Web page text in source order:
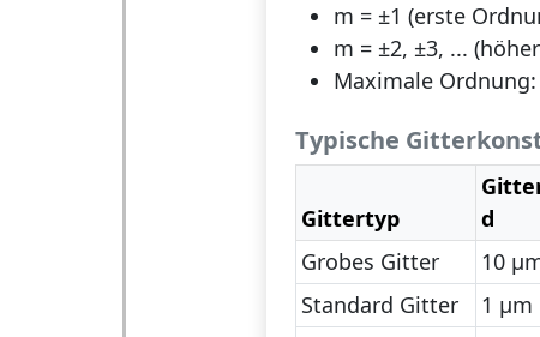
m = ±1 (erste
m = ±2, ±3, ...
Maximale Ordnung:
Typische
Gittertyp
d
Grobes Gitter
10
Standard Gitter
1 µm